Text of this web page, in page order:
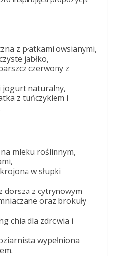
z płatkami owsianymi,
jabłko,
czerwony z
jogurt naturalny,
z tuńczykiem i
mleku roślinnym,
w słupki
dorsza z cytrynowym
oraz brokuły
chia dla zdrowia i
wypełniona